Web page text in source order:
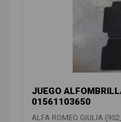
JUEGO
01561103650
ALFA ROMEO GIULIA